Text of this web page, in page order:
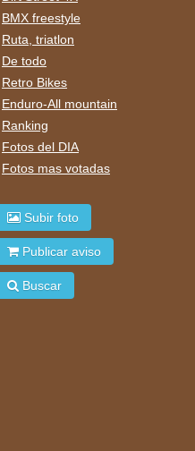
BMX freestyle
Ruta, triatlon
De todo
Retro Bikes
Enduro-All mountain
Ranking
Fotos del DIA
Fotos mas votadas
Subir foto
Publicar aviso
Buscar